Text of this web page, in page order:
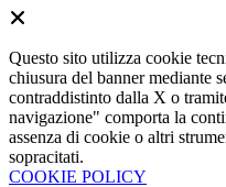
Questo sito utilizza cookie
chiusura del banner mediante
contraddistinto dalla X o
navigazione" comporta la
assenza di cookie o altri
sopracitati.
COOKIE POLICY